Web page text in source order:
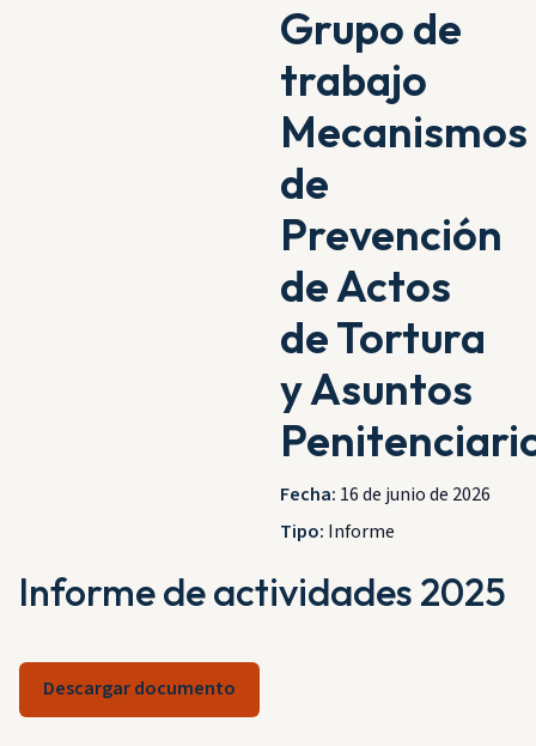
Grupo de
trabajo
Mecanismos
de
Prevención
de Actos
de Tortura
y Asuntos
Fecha: 16 de junio de 2026
Tipo: Informe
Informe de actividades 2025
Descargar documento